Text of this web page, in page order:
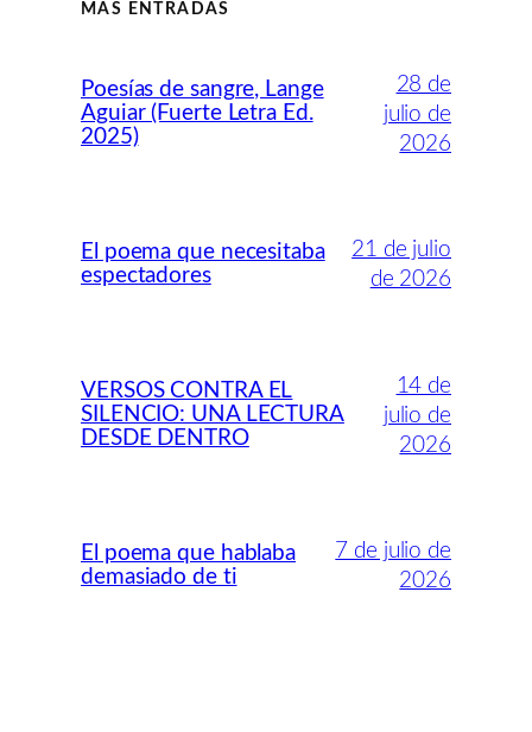
MÁS ENTRADAS
Poesías de sangre, Lange
Aguiar (Fuerte Letra Ed.
2025)
28 de
julio de
2026
El poema que necesitaba
espectadores
21 de julio
de 2026
VERSOS CONTRA EL
SILENCIO: UNA LECTURA
DESDE DENTRO
14 de
julio de
2026
El poema que hablaba
demasiado de ti
7 de julio de
2026